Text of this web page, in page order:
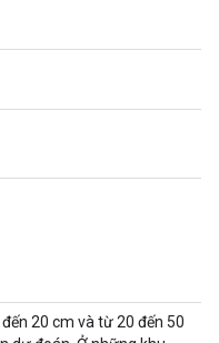
20 cm và từ 20 đến 50